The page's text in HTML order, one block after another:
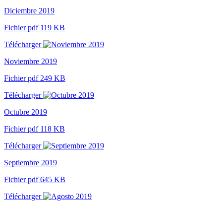
Diciembre 2019
Fichier pdf 119 KB
Télécharger
Noviembre 2019
Fichier pdf 249 KB
Télécharger
Octubre 2019
Fichier pdf 118 KB
Télécharger
Septiembre 2019
Fichier pdf 645 KB
Télécharger